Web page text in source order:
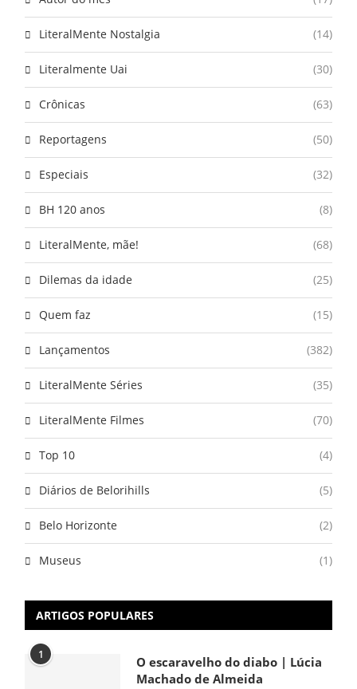
LiteralMente Nostalgia (14)
Literalmente Uai (30)
Crônicas (63)
Reportagens (50)
Especiais (32)
BH 120 anos (8)
LiteralMente, mãe! (68)
Dilemas da idade (25)
Quem faz (15)
Lançamentos (382)
LiteralMente Séries (35)
LiteralMente Filmes (70)
Top 10 (4)
Diários de Belorihills (5)
Belo Horizonte (2)
Museus (1)
ARTIGOS POPULARES
1
O escaravelho do diabo | Lúcia
Machado de Almeida